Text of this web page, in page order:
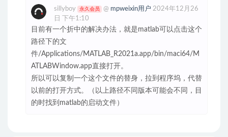
sillyboy 永久会员 @ mpweixin用户 2024年12月26
日 下午1:10
目前有一个折中的解决办法，就是matlab可以点击这个
路径下的文
件/Applications/MATLAB_R2021a.app/bin/maci64/M
ATLABWindow.app直接打开。
所以可以复制一个这个文件的替身，拉到程序坞，代替
以前的打开方式。（以上路径不同版本可能会不同，目
的时找到matlab的启动文件）